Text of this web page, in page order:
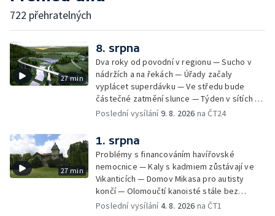
722 přehratelných
27 min
8. srpna
Dva roky od povodní v regionu — Sucho v
nádržích a na řekách — Úřady začaly
vyplácet superdávku — Ve středu bude
částečné zatmění slunce — Týden v sítích —
Jede se mistrovství světa v koloběhu —
Poslední vysílání9. 8. 2026 na ČT24
27 min
1. srpna
Problémy s financováním havířovské
nemocnice — Kaly s kadmiem zůstávají ve
Vikanticích — Domov Mikasa pro autisty
končí — Olomoučtí kanoisté stále bez
cvičného kanálu — Tereza Kneblová je
Poslední vysílání4. 8. 2026 na ČT1